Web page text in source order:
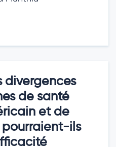
divergences
de santé
et de
ils